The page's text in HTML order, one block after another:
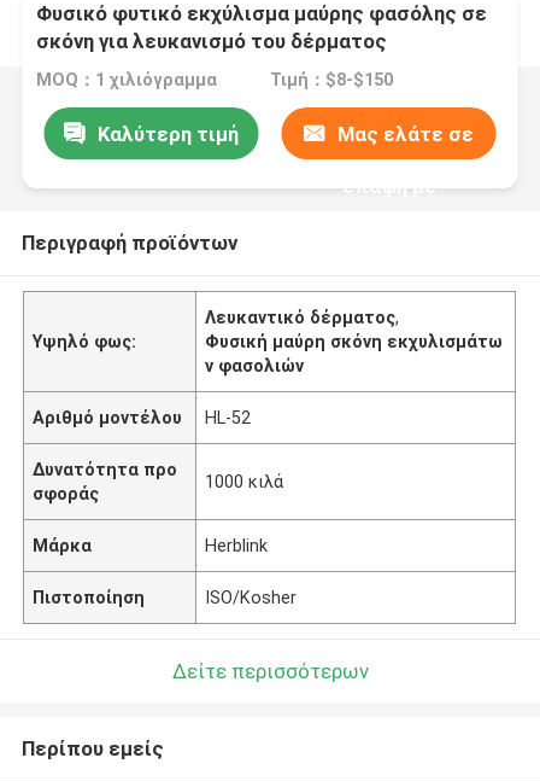
Φυσικό φυτικό εκχύλισμα μαύρης φασόλης σε
σκόνη για λευκανισμό του δέρματος
MOQ：1 χιλιόγραμμα Τιμή：$8-$150
Καλύτερη τιμή Μας ελάτε σε
επαφή με
Περιγραφή προϊόντων
Υψηλό φως:
Λευκαντικό δέρματος,
Φυσική μαύρη σκόνη εκχυλισμάτω
ν φασολιών
Αριθμό μοντέλου HL-52
Δυνατότητα προ
σφοράς
1000 κιλά
Μάρκα Herblink
Πιστοποίηση ISO/Kosher
Δείτε περισσότερων
Περίπου εμείς